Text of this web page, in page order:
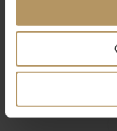
the Privacy trigger
If you allow, we
Identify your